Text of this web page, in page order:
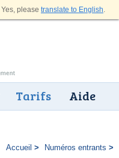
Yes, please translate to English.
Tarifs Aide
Accueil Numéros entrants